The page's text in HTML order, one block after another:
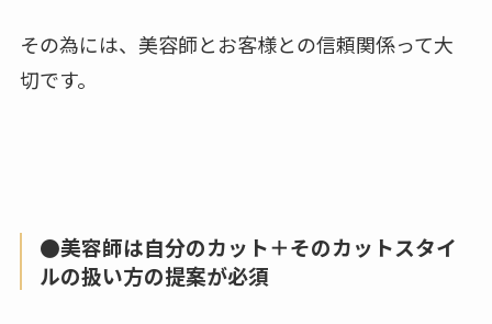
その為には、美容師とお客様との信頼関係って大
切です。
●美容師は自分のカット＋そのカットスタイ
ルの扱い方の提案が必須